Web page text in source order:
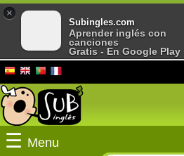
☰ Menu
×
Subingles.com
Aprender inglés con
canciones
Gratis - En Google Play